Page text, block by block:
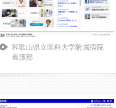
和歌山県立医科大学附属病院
看護部